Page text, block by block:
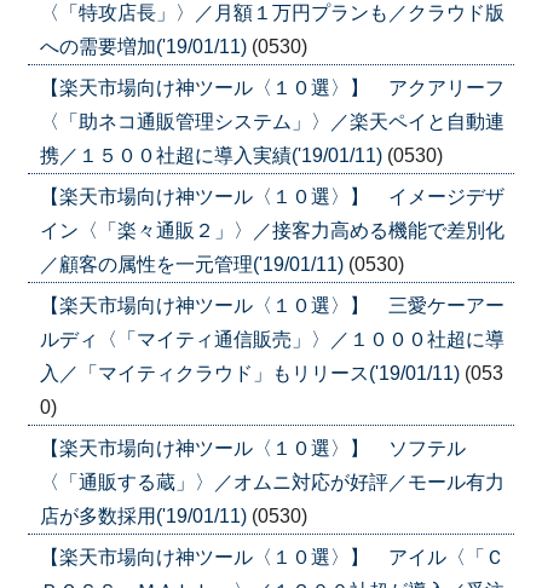
〈「特攻店長」〉／月額１万円プランも／クラウド版
への需要増加('19/01/11) (0530)
【楽天市場向け神ツール〈１０選〉】 アクアリーフ
〈「助ネコ通販管理システム」〉／楽天ペイと自動連
携／１５００社超に導入実績('19/01/11) (0530)
【楽天市場向け神ツール〈１０選〉】 イメージデザ
イン〈「楽々通販２」〉／接客力高める機能で差別化
／顧客の属性を一元管理('19/01/11) (0530)
【楽天市場向け神ツール〈１０選〉】 三愛ケーアー
ルディ〈「マイティ通信販売」〉／１０００社超に導
入／「マイティクラウド」もリリース('19/01/11) (053
0)
【楽天市場向け神ツール〈１０選〉】 ソフテル
〈「通販する蔵」〉／オムニ対応が好評／モール有力
店が多数採用('19/01/11) (0530)
【楽天市場向け神ツール〈１０選〉】 アイル〈「Ｃ